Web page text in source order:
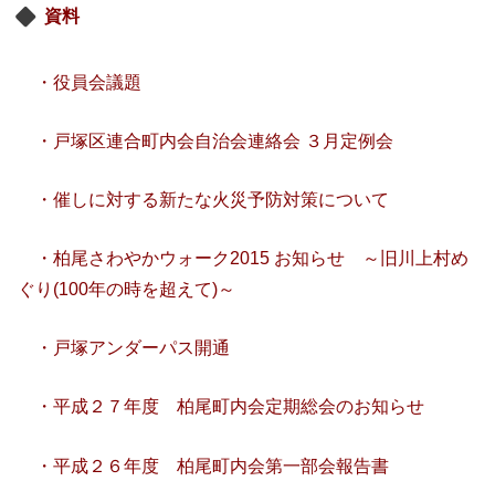
資料
・役員会議題
・戸塚区連合町内会自治会連絡会 ３月定例会
・催しに対する新たな火災予防対策について
・柏尾さわやかウォーク2015 お知らせ ～旧川上村め
ぐり(100年の時を超えて)～
・戸塚アンダーパス開通
・平成２７年度 柏尾町内会定期総会のお知らせ
・平成２６年度 柏尾町内会第一部会報告書